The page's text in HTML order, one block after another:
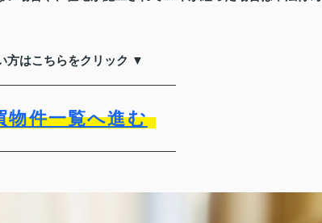
方はこちらをクリック ▼
物件一覧へ進む